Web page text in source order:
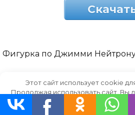
Фигурка по Джимми
Этот сайт использует cookie
Продолжая использовать сайт, Вы
работу с этими